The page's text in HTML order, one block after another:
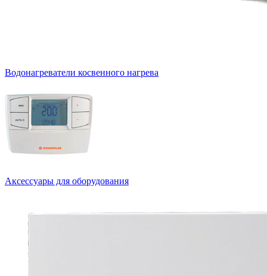
Водонагреватели косвенного нагрева
Аксессуары для оборудования